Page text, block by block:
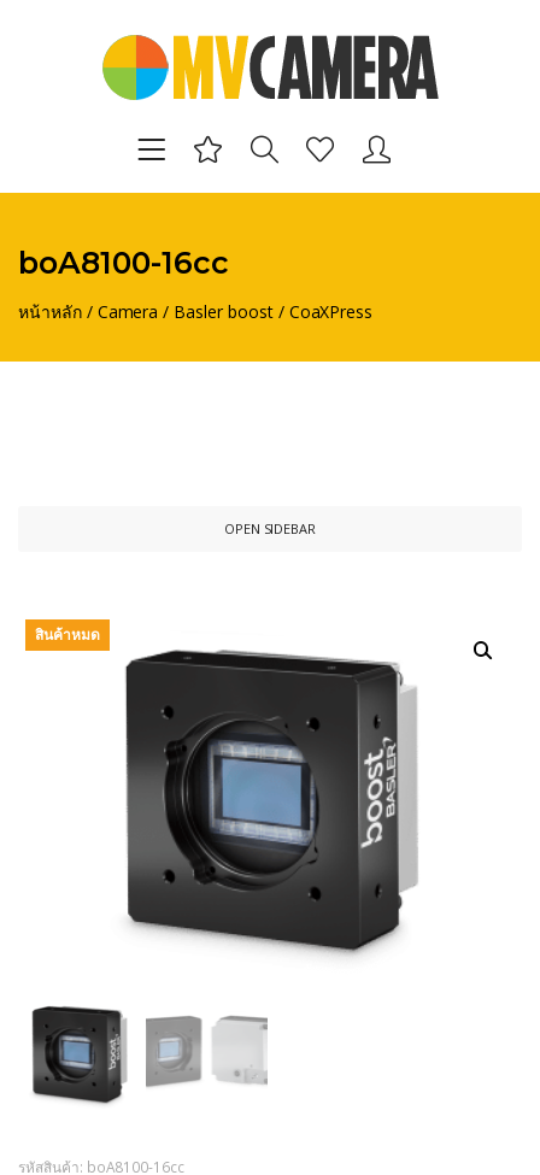
boA8100-16cc
หน้าหลัก/ Camera / Basler boost/ CoaXPress
OPEN SIDEBAR
สินค้าหมด
รหัสสินค้า: boA8100-16cc